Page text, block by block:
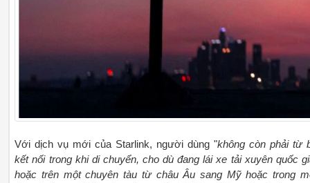
Với dịch vụ mới của Starlink, người dùng "không còn phải từ
kết nối trong khi di chuyển, cho dù đang lái xe tải xuyên quốc
hoặc trên một chuyên tàu từ châu Âu sang Mỹ hoặc trong